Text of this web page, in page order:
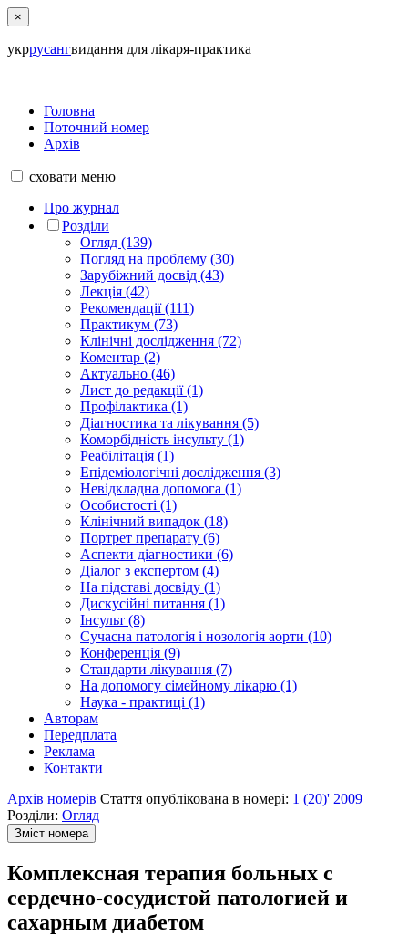
×
укррусангвидання для лікаря-практика
Головна
Поточний номер
Архів
сховати меню
Про журнал
Розділи
Огляд (139)
Погляд на проблему (30)
Зарубіжний досвід (43)
Лекція (42)
Рекомендації (111)
Практикум (73)
Клінічні дослідження (72)
Коментар (2)
Актуально (46)
Лист до редакції (1)
Профілактика (1)
Діагностика та лікування (5)
Коморбідність інсульту (1)
Реабілітація (1)
Епідеміологічні дослідження (3)
Невідкладна допомога (1)
Особистості (1)
Клінічний випадок (18)
Портрет препарату (6)
Аспекти діагностики (6)
Діалог з експертом (4)
На підставі досвіду (1)
Дискусійні питання (1)
Інсульт (8)
Сучасна патологія і нозологія аорти (10)
Конференція (9)
Стандарти лікування (7)
На допомогу сімейному лікарю (1)
Наука - практиці (1)
Авторам
Передплата
Реклама
Контакти
Архів номерів Стаття опублікована в номері: 1 (20)' 2009
Розділи: Огляд
Зміст номера
Комплексная терапия больных с
сердечно-сосудистой патологией и
сахарным диабетом